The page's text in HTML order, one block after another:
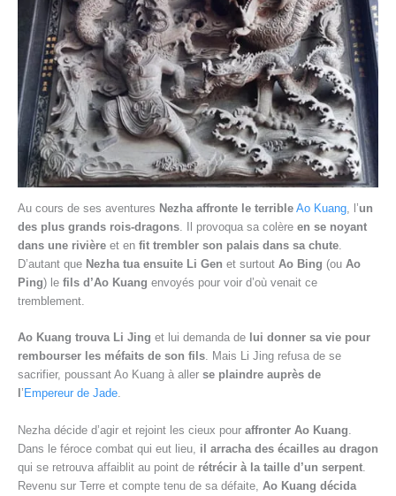
Au cours de ses aventures Nezha affronte le terrible Ao Kuang , l’un
des plus grands rois-dragons . Il provoqua sa colère en se noyant
dans une rivière et en fit trembler son palais dans sa chute
D’autant que Nezha tua ensuite Li Gen et surtout Ao Bing (ou Ao
Ping) le fils d’Ao Kuang envoyés pour voir d’où venait ce
tremblement.
Ao Kuang trouva Li Jing et lui demanda de lui donner sa vie pour
rembourser les méfaits de son fils. Mais Li Jing refusa de se
sacrifier, poussant Ao Kuang à aller se plaindre auprès de
’ Empereur de Jade.
Nezha décide d’agir et rejoint les cieux pour affronter Ao Kuang
Dans le féroce combat qui eut lieu, il arracha des écailles au dragon
qui se retrouva affaiblit au point de rétrécir à la taille d’un serpent
Revenu sur Terre et compte tenu de sa défaite, Ao Kuang décida